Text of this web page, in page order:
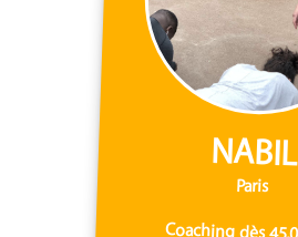
NABIL
Paris